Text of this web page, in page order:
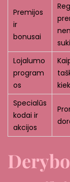
Premijos
ir
bonusai
Lojalumo
program
os
Specialūs
kodai ir
akcijos